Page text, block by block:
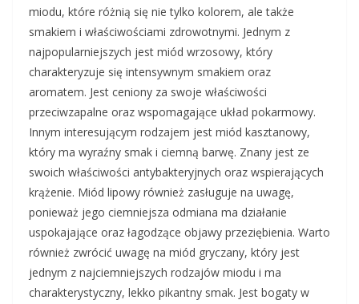
miodu, które różnią się nie tylko kolorem, ale także
smakiem i właściwościami zdrowotnymi. Jednym z
najpopularniejszych jest miód wrzosowy, który
charakteryzuje się intensywnym smakiem oraz
aromatem. Jest ceniony za swoje właściwości
przeciwzapalne oraz wspomagające układ pokarmowy.
Innym interesującym rodzajem jest miód kasztanowy,
który ma wyraźny smak i ciemną barwę. Znany jest ze
swoich właściwości antybakteryjnych oraz wspierających
krążenie. Miód lipowy również zasługuje na uwagę,
ponieważ jego ciemniejsza odmiana ma działanie
uspokajające oraz łagodzące objawy przeziębienia. Warto
również zwrócić uwagę na miód gryczany, który jest
jednym z najciemniejszych rodzajów miodu i ma
charakterystyczny, lekko pikantny smak. Jest bogaty w